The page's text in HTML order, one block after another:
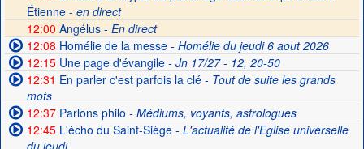
Étienne - en direct
12:00 Angélus - En direct
12:08 Homélie de la messe- Homélie du jeudi 6 aout 2026
12:15Une page d'évangile- Jn 17/27 - 12, 20-50
12:31 En parler c'est parfois la clé- Tout de suite les grands
mots
12:37Parlons philo - Médiums, voyants, astrologues
12:45L'écho du Saint-Siège- L'actualité de l'Eglise universelle
du jeudi